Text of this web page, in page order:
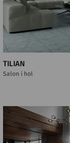
TILIAN
Salon i hol